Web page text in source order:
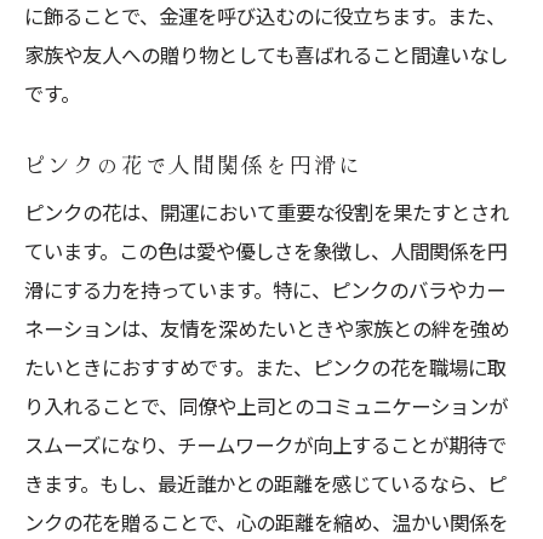
に飾ることで、金運を呼び込むのに役立ちます。また、
家族や友人への贈り物としても喜ばれること間違いなし
です。
ピンクの花で人間関係を円滑に
ピンクの花は、開運において重要な役割を果たすとされ
ています。この色は愛や優しさを象徴し、人間関係を円
滑にする力を持っています。特に、ピンクのバラやカー
ネーションは、友情を深めたいときや家族との絆を強め
たいときにおすすめです。また、ピンクの花を職場に取
り入れることで、同僚や上司とのコミュニケーションが
スムーズになり、チームワークが向上することが期待で
きます。もし、最近誰かとの距離を感じているなら、ピ
ンクの花を贈ることで、心の距離を縮め、温かい関係を